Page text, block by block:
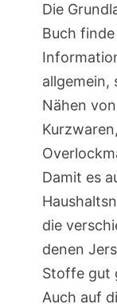
Die
Buch
allgemein,
Nähen
Damit es
die
denen
Stoffe gut
Auch auf